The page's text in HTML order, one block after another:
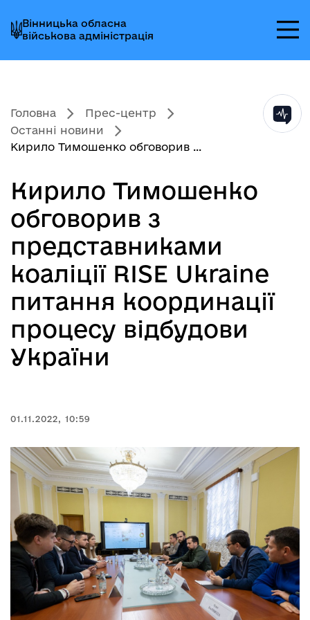
до
головного
меню
до
головного
вмісту
до
головного
колонтитула
Вінницька обласна
військова адміністрація
Головна
Прес-центр
Останні новини
Кирило Тимошенко обговорив ...
Кирило Тимошенко
обговорив з
представниками
коаліції RISE Ukraine
питання координації
процесу відбудови
України
01.11.2022, 10:59